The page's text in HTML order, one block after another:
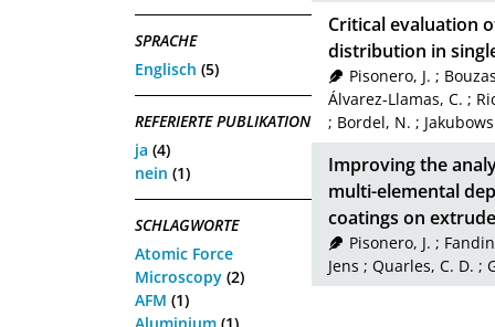
SPRACHE
Englisch (5)
REFERIERTE PUBLIKATION
ja (4)
nein (1)
SCHLAGWORTE
Atomic Force
Microscopy (2)
AFM (1)
Critical evaluation
distribution in
Pisonero, J. ;
Álvarez-Llamas, C. ;
; Bordel, N. ;
Improving the
multi-elemental
coatings on
Pisonero, J. ;
Jens ; Quarles, C. D. ;